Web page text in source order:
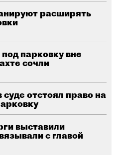
расширять
парковку вне
сочли
отстоял право на
выставили
с главой